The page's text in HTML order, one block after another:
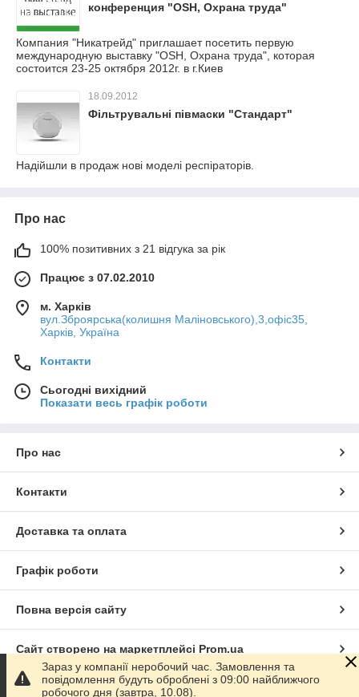
конференция "OSH, Охрана труда"
Компания "Никатрейд" приглашает посетить первую
международную выставку "OSH, Охрана труда", которая
состоится 23-25 октября 2012г. в г.Киев
18.09.2012
Фільтрувальні півмаски "Стандарт"
Надійшли в продаж нові моделі респіраторів.
Про нас
100% позитивних з 21 відгука за рік
Працює з 07.02.2010
м. Харків
вул.Зброярська(колишня Маліновського),3,офіс35,
Харків, Україна
Контакти
Сьогодні вихідний
Показати весь графік роботи
Про нас
Контакти
Доставка та оплата
Графік роботи
Повна версія сайту
Сайт створено на маркетплейсі Prom.ua
Політика конфіденційності
Зараз у компанії неробочий час. Замовлення та
повідомлення будуть оброблені з 09:00 найближчого
робочого дня (завтра, 10.08).